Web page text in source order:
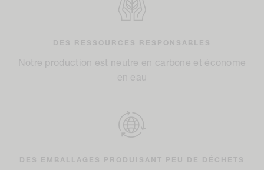
DES RESSOURCES RESPONSABLES
Notre production est neutre en carbone et économe
en eau
DES EMBALLAGES PRODUISANT PEU DE DÉCHETS